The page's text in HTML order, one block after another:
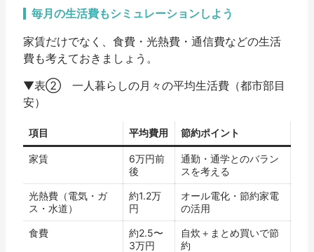
毎月の生活費もシミュレーションしよう
家賃だけでなく、食費・光熱費・通信費などの生活
費も考えておきましょう。
▼表② 一人暮らしの月々の平均生活費（都市部目
安）
項目 平均費用 節約ポイント
家賃
6万円前
後
通勤・通学とのバラン
スを考える
光熱費（電気・ガ
ス・水道）
約1.2万
円
オール電化・節約家電
の活用
食費
約2.5〜
3万円
自炊＋まとめ買いで節
約